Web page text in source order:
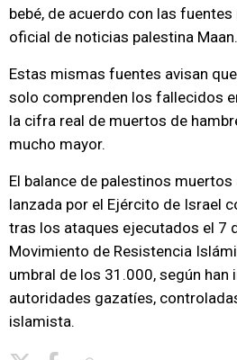
bebé, de acuerdo con las
oficial de noticias palestina Maan.
Estas mismas fuentes avisan
solo comprenden los fallecidos
la cifra real de muertos de
mucho mayor.
El balance de palestinos
lanzada por el Ejército de Israel
tras los ataques ejecutados el 7
Movimiento de Resistencia
umbral de los 31.000, según han
autoridades gazatíes,
islamista.